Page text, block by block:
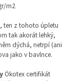
m2
ten z tohoto úpletu
tak akorát lehký,
dýchá, netrpí (ani
jako v bavlnce.
Ökotex certifikát